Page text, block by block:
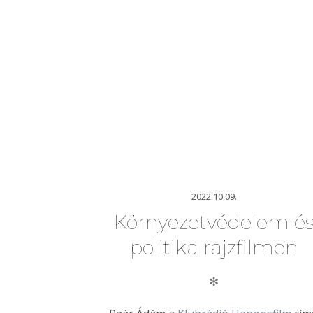
2022.10.09.
Környezetvédelem és
politika rajzfilmen
✻